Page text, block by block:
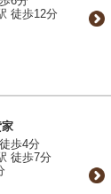
徒歩12分
歩4分
徒歩7分